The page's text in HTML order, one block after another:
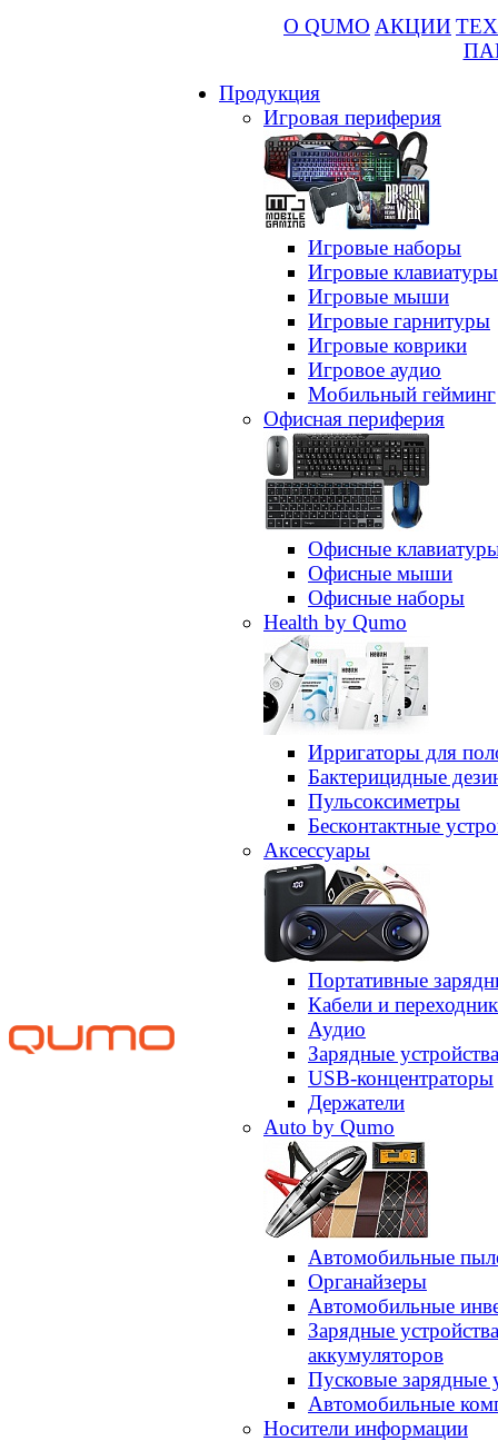
О QUMO АКЦИИ
Продукция
Игровая периферия
Игровые наборы
Игровые клавиатуры
Игровые мыши
Игровые гарнитуры
Игровые коврики
Игровое аудио
Мобильный гейминг
Офисная периферия
Офисные
Офисные мыши
Офисные наборы
Health by Qumo
Ирригаторы для
Бактерицидные
Пульсоксиметры
Бесконтактные
Аксессуары
Портативные
Кабели и
Аудио
Зарядные устройства
USB-концентраторы
Держатели
Auto by Qumo
Автомобильные
Органайзеры
Автомобильные
Зарядные
аккумуляторов
Пусковые зарядные
Автомобильные
Носители информации